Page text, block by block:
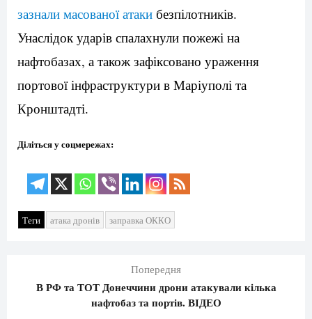
зазнали масованої атаки безпілотників.
Унаслідок ударів спалахнули пожежі на
нафтобазах, а також зафіксовано ураження
портової інфраструктури в Маріуполі та
Кронштадті.
Діліться у соцмережах:
Теги атака дронів заправка ОККО
Попередня
В РФ та ТОТ Донеччини дрони атакували кілька
нафтобаз та портів. ВІДЕО